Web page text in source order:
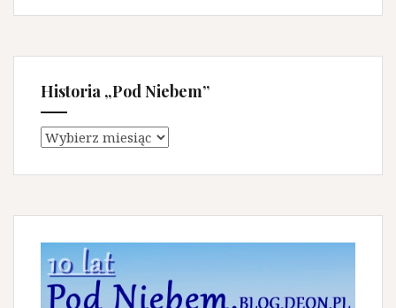
Historia „Pod Niebem”
Historia
Niebem”